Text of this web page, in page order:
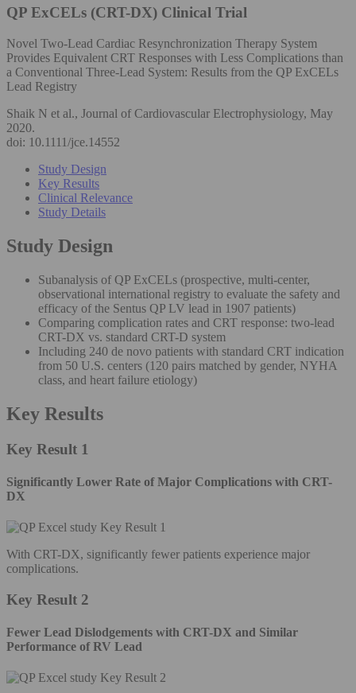
QP ExCELs (CRT-DX) Clinical Trial
Novel Two-Lead Cardiac Resynchronization Therapy System
Provides Equivalent CRT Responses with Less Complications than
a Conventional Three-Lead System: Results from the QP ExCELs
Lead Registry
Shaik N et al., Journal of Cardiovascular Electrophysiology, May
2020.
doi: 10.1111/jce.14552
Study Design
Key Results
Clinical Relevance
Study Details
Study Design
Subanalysis of QP ExCELs (prospective, multi-center,
observational international registry to evaluate the safety and
efficacy of the Sentus QP LV lead in 1907 patients)
Comparing complication rates and CRT response: two-lead
CRT-DX vs. standard CRT-D system
Including 240 de novo patients with standard CRT indication
from 50 U.S. centers (120 pairs matched by gender, NYHA
class, and heart failure etiology)
Key Results
Key Result 1
Significantly Lower Rate of Major Complications with CRT-
DX
With CRT-DX, significantly fewer patients experience major
complications.
Key Result 2
Fewer Lead Dislodgements with CRT-DX and Similar
Performance of RV Lead